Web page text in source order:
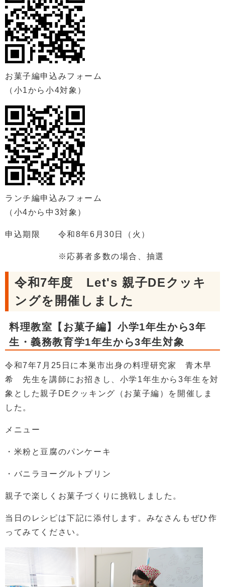
お菓子編申込みフォーム
（小1から小4対象）
ランチ編申込みフォーム
（小4から中3対象）
申込期限 令和8年6月30日（火）
※応募者多数の場合、抽選
令和7年度 Let's 親子DEクッキ
ングを開催しました
料理教室【お菓子編】小学1年生から3年
生・義務教育学1年生から3年生対象
令和7年7月25日に本巣市出身の料理研究家 青木早
希 先生を講師にお招きし、小学1年生から3年生を対
象とした親子DEクッキング（お菓子編）を開催しま
した。
メニュー
・米粉と豆腐のパンケーキ
・バニラヨーグルトプリン
親子で楽しくお菓子づくりに挑戦しました。
当日のレシピは下記に添付します。みなさんもぜひ作
ってみてください。